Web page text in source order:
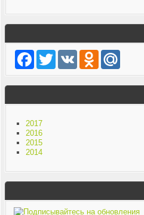
Facebook
TwitterVK Odnoklassniki
Mail.Ru
2017
2016
2015
2014